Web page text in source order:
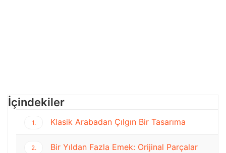
İçindekiler
1. Klasik Arabadan Çılgın Bir Tasarıma
2.
Bir Yıldan Fazla Emek: Orijinal Parçalar